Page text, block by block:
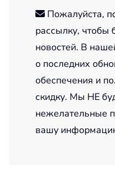
Пожалуйста,
рассылку, чтобы
новостей. В
о последних
обеспечения и
скидку. Мы НЕ
нежелательные
вашу